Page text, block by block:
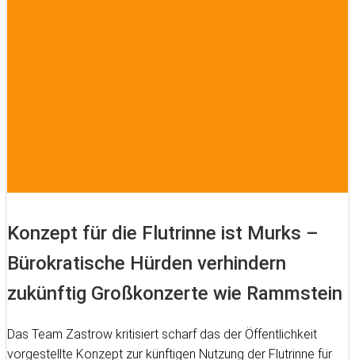
Konzept für die Flutrinne ist Murks –
Bürokratische Hürden verhindern
zukünftig Großkonzerte wie Rammstein
Das Team Zastrow kritisiert scharf das der Öffentlichkeit
vorgestellte Konzept zur künftigen Nutzung der Flutrinne für